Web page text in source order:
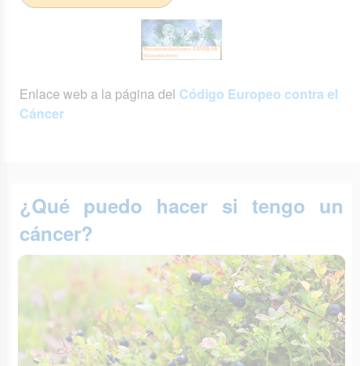
Enlace web a la página del Código Europeo contra el
Cáncer
¿Qué puedo hacer si tengo un
cáncer?